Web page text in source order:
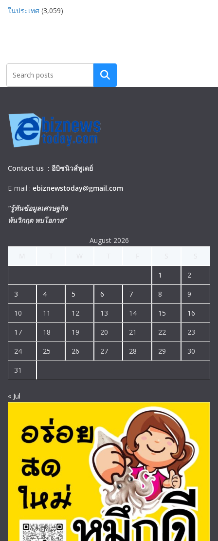
ในประเทศ (3,059)
Search
Contact us : อีบิซนิวส์ทูเดย์
E-mail : ebiznewstoday@gmail.com
“รู้ทันข้อมูลเศรษฐกิจ
พ้นวิกฤต พบโอกาส”
August 2026
1 2
3 4 5 6 7 8 9
10 11 12 13 14 15 16
17 18 19 20 21 22 23
24 25 26 27 28 29 30
31
« Jul